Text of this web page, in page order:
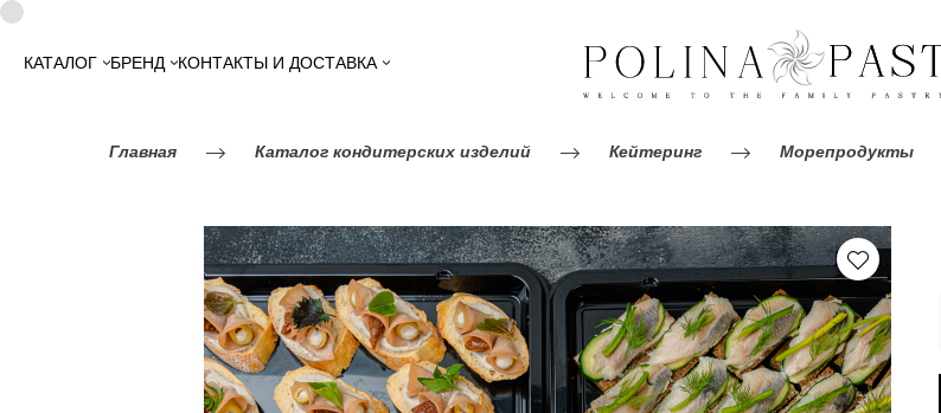
КАТАЛОГ БРЕНД КОНТАКТЫ И ДОСТАВКА
Главная Каталог кондитерских изделий Кейтеринг Морепродукты